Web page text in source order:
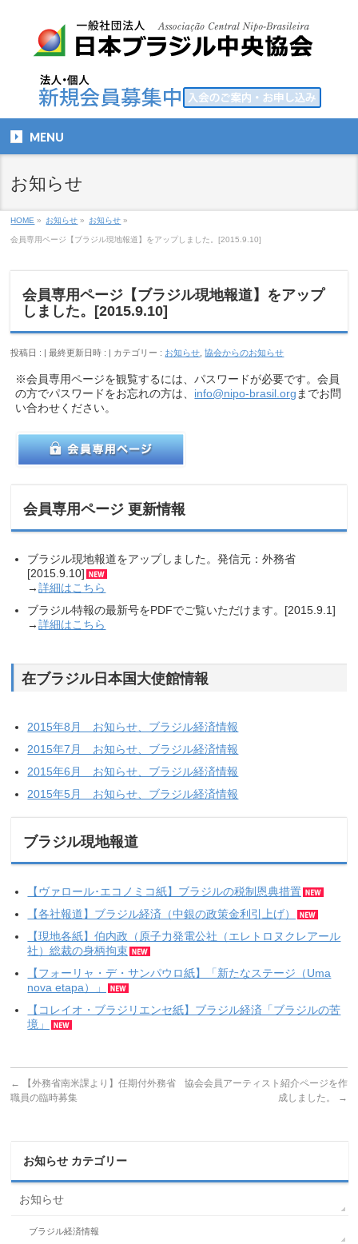
MENU
お知らせ
HOME » お知らせ » お知らせ »
会員専用ページ【ブラジル現地報道】をアップしました。[2015.9.10]
会員専用ページ【ブラジル現地報道】をアップ
しました。[2015.9.10]
投稿日 : 最終更新日時 : カテゴリー : お知らせ ,協会からのお知らせ
※会員専用ページを観覧するには、パスワードが必要です。会員
の方でパスワードをお忘れの方は、 info@nipo-brasil.org までお問
い合わせください。
会員専用ページ 更新情報
ブラジル現地報道をアップしました。発信元：外務省
[2015.9.10]
→詳細はこちら
ブラジル特報の最新号をPDFでご覧いただけます。[2015.9.1]
→詳細はこちら
在ブラジル日本国大使館情報
2015年8月 お知らせ、ブラジル経済情報
2015年7月 お知らせ、ブラジル経済情報
2015年6月 お知らせ、ブラジル経済情報
2015年5月 お知らせ、ブラジル経済情報
ブラジル現地報道
【ヴァロール･エコノミコ紙】ブラジルの税制恩典措置
【各社報道】ブラジル経済（中銀の政策金利引上げ）
【現地各紙】伯内政（原子力発電公社（エレトロヌクレアール
社）総裁の身柄拘束
【フォーリャ・デ・サンパウロ紙】「新たなステージ（Uma
nova etapa）」
【コレイオ・ブラジリエンセ紙】ブラジル経済「ブラジルの苦
境」
←
【外務省南米課より】任期付外務省
職員の臨時募集
協会会員アーティスト紹介ページを作
成しました。
→
お知らせ カテゴリー
お知らせ
ブラジル経済情報